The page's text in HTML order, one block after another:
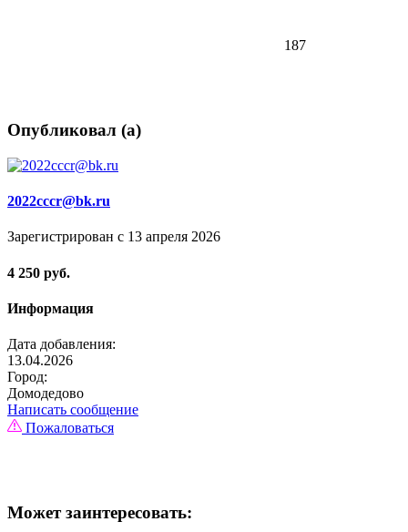
187
Опубликовал (а)
2022cccr@bk.ru
Зарегистрирован с 13 апреля 2026
4 250 руб.
Информация
Дата добавления:
13.04.2026
Город:
Домодедово
Написать сообщение
Пожаловаться
Может заинтересовать: